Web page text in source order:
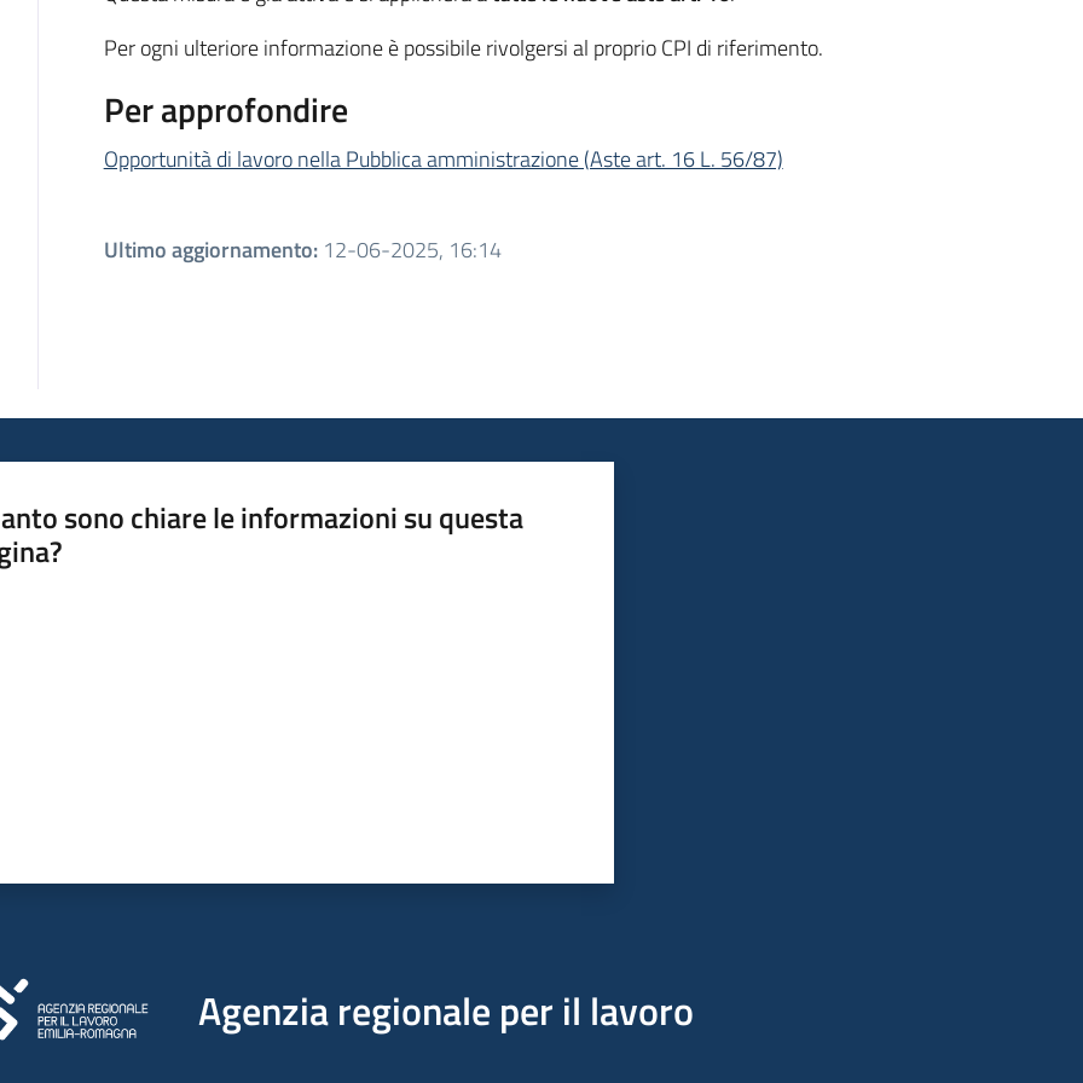
Per ogni ulteriore informazione è possibile rivolgersi al proprio CPI di riferimento.
Per approfondire
Opportunità di lavoro nella Pubblica amministrazione (Aste art. 16 L. 56/87)
Ultimo aggiornamento: 12-06-2025, 16:14
sono chiare le informazioni su questa
Agenzia regionale per il lavoro